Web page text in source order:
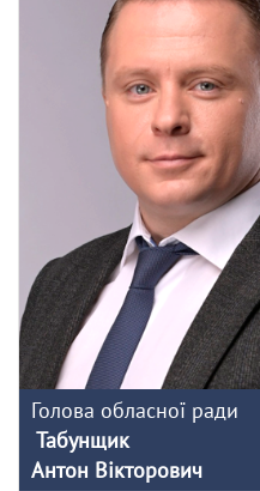
Голова обласної ради
Табунщик
Антон Вікторович